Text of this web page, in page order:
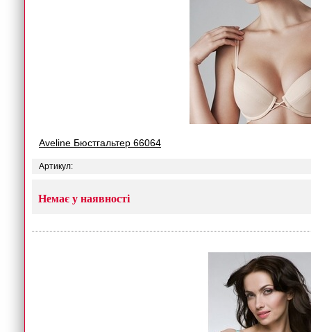
Aveline Бюстгальтер 66064
Артикул:
Немає у наявності